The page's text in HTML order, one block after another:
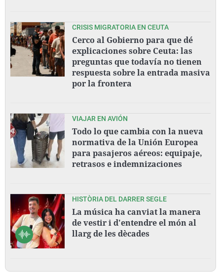
CRISIS MIGRATORIA EN CEUTA
Cerco al Gobierno para que dé
explicaciones sobre Ceuta: las
preguntas que todavía no tienen
respuesta sobre la entrada masiva
por la frontera
VIAJAR EN AVIÓN
Todo lo que cambia con la nueva
normativa de la Unión Europea
para pasajeros aéreos: equipaje,
retrasos e indemnizaciones
HISTÒRIA DEL DARRER SEGLE
La música ha canviat la manera
de vestir i d'entendre el món al
llarg de les dècades